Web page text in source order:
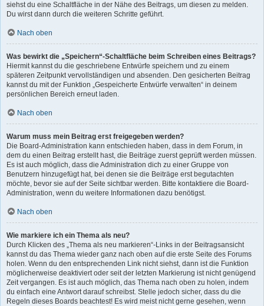
siehst du eine Schaltfläche in der Nähe des Beitrags, um diesen zu melden.
Du wirst dann durch die weiteren Schritte geführt.
Nach oben
Was bewirkt die „Speichern“-Schaltfläche beim Schreiben eines Beitrags?
Hiermit kannst du die geschriebene Entwürfe speichern und zu einem
späteren Zeitpunkt vervollständigen und absenden. Den gesicherten Beitrag
kannst du mit der Funktion „Gespeicherte Entwürfe verwalten“ in deinem
persönlichen Bereich erneut laden.
Nach oben
Warum muss mein Beitrag erst freigegeben werden?
Die Board-Administration kann entschieden haben, dass in dem Forum, in
dem du einen Beitrag erstellt hast, die Beiträge zuerst geprüft werden müssen.
Es ist auch möglich, dass die Administration dich zu einer Gruppe von
Benutzern hinzugefügt hat, bei denen sie die Beiträge erst begutachten
möchte, bevor sie auf der Seite sichtbar werden. Bitte kontaktiere die Board-
Administration, wenn du weitere Informationen dazu benötigst.
Nach oben
Wie markiere ich ein Thema als neu?
Durch Klicken des „Thema als neu markieren“-Links in der Beitragsansicht
kannst du das Thema wieder ganz nach oben auf die erste Seite des Forums
holen. Wenn du den entsprechenden Link nicht siehst, dann ist die Funktion
möglicherweise deaktiviert oder seit der letzten Markierung ist nicht genügend
Zeit vergangen. Es ist auch möglich, das Thema nach oben zu holen, indem
du einfach eine Antwort darauf schreibst. Stelle jedoch sicher, dass du die
Regeln dieses Boards beachtest! Es wird meist nicht gerne gesehen, wenn